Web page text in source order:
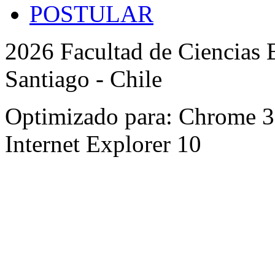
POSTULAR
2026 Facultad de
Santiago - Chile
Optimizado para: Chrome
Internet Explorer 10